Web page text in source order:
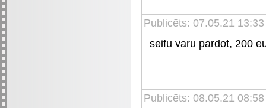
Publicēts: 07.05.21 13:33
seifu varu pardot, 200
Publicēts: 08.05.21 08:58